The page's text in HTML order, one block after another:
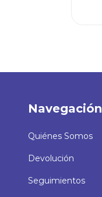
Navegación
Quiénes Somos
Devolución
Seguimientos